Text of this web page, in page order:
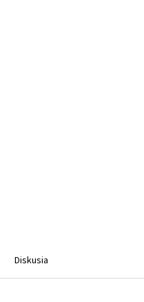
Diskusia